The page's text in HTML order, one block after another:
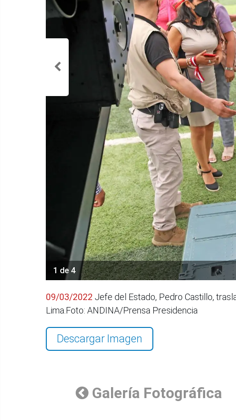
1 de 4
09/03/2022 Jefe del Estado, Pedro Castillo,
Lima.Foto: ANDINA/Prensa Presidencia
Descargar Imagen
Galería Fotográfica